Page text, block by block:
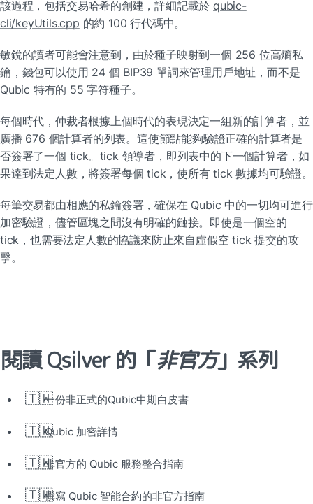
該過程，包括交易哈希的創建，詳細記載於 qubic-
cli/keyUtils.cpp 的約 100 行代碼中。
敏銳的讀者可能會注意到，由於種子映射到一個 256 位高熵私
鑰，錢包可以使用 24 個 BIP39 單詞來管理用戶地址，而不是
Qubic 特有的 55 字符種子。
每個時代，仲裁者根據上個時代的表現決定一組新的計算者，並
廣播 676 個計算者的列表。這使節點能夠驗證正確的計算者是
否簽署了一個 tick。tick 領導者，即列表中的下一個計算者，如
果達到法定人數，將簽署每個 tick，使所有 tick 數據均可驗證。
每筆交易都由相應的私鑰簽署，確保在 Qubic 中的一切均可進行
加密驗證，儘管區塊之間沒有明確的鏈接。即使是一個空的
tick，也需要法定人數的協議來防止來自虛假空 tick 提交的攻
擊。
閱讀 Qsilver 的「非官方」系列
🇹🇼一份非正式的Qubic中期白皮書
🇹🇼Qubic 加密詳情
🇹🇼非官方的 Qubic 服務整合指南
🇹🇼撰寫 Qubic 智能合約的非官方指南